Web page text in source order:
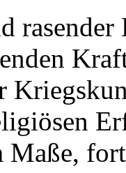
rasender
Maße,